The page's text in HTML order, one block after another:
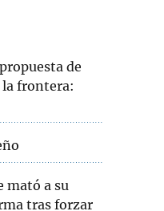
de
frontera:
mató a su
tras forzar